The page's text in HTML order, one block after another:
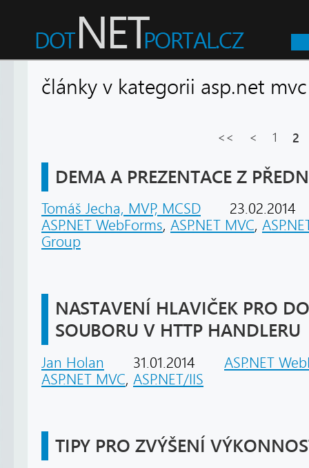
články v kategorii asp.net
<< < 1 2
DEMA A PREZENTACE Z
Tomáš Jecha, MVP, MCSD
23.02.2014
ASP.NET WebForms, ASP.NET MVC,
Group
NASTAVENÍ HLAVIČEK PRO
SOUBORU V HTTP HANDLERU
Jan Holan 31.01.2014
ASP.NET
ASP.NET MVC, ASP.NET/IIS
TIPY PRO ZVÝŠENÍ